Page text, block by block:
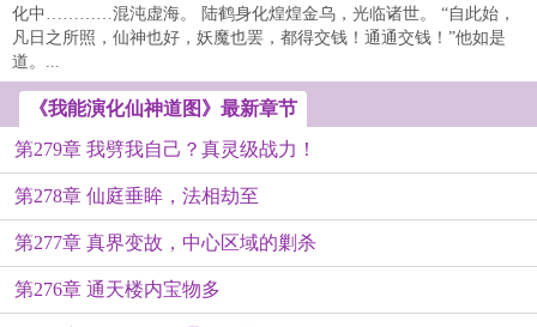
化中…………混沌虚海。 陆鹤身化煌煌金乌，光临诸世。 “自此始，
凡日之所照，仙神也好，妖魔也罢，都得交钱！通通交钱！”他如是
道。...
《我能演化仙神道图》最新章节
第279章 我劈我自己？真灵级战力！
第278章 仙庭垂眸，法相劫至
第277章 真界变故，中心区域的剿杀
第276章 通天楼内宝物多